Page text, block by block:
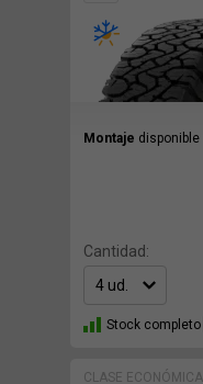
Montaje disponible
Cantidad:
Stock completo
CLASE ECONÓMICA